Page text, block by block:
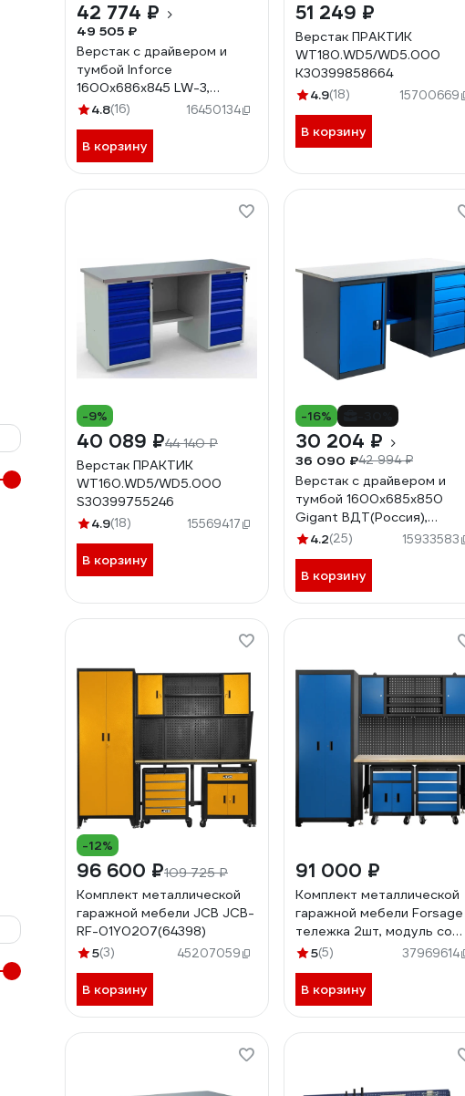
42 774 ₽
49 505 ₽
Верстак с драйвером и
тумбой Inforce
1600х686х845 LW-3,
допустимая нагрузка на
4.8(16) 16450134
В корзину
51 249 ₽
Верстак ПРАКТИК
WT180.WD5/WD5.000
К30399858664
4.9(18) 15700669
В корзину
-9%
40 089 ₽44 140 ₽
Верстак ПРАКТИК
WT160.WD5/WD5.000
S30399755246
4.9(18) 15569417
В корзину
-16%
30 204 ₽
36 090 ₽42 994 ₽
Верстак с драйвером и
тумбой 1600х685х850
Gigant ВДТ(Россия),
нагрузка 750 кг,
G-ВДТ-1.6
4.2(25) 15933583
В корзину
-12%
96 600 ₽109 725 ₽
Комплект металлической
гаражной мебели JCB JCB-
RF-01Y0207(64398)
5(3) 45207059
В корзину
91 000 ₽
Комплект металлической
гаражной мебели Forsage
тележка 2шт, модуль со
шкафчиками, стол, шкаф,
01Y0207(62045)
5(5) 37969614
В корзину